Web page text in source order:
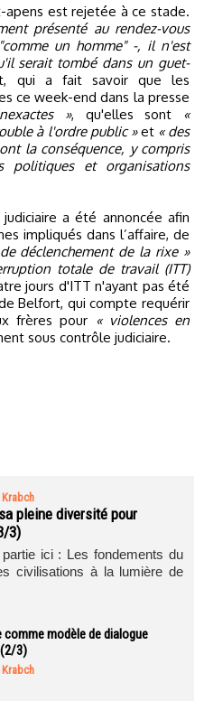
apens est rejetée à ce stade.
présenté au rendez-vous
un homme" -, il n'est
serait tombé dans un guet-
qui a fait savoir que les
ce week-end dans la presse
», qu'elles sont
«
à l'ordre public »et « des
la conséquence, y compris
et organisations
judiciaire a été annoncée afin
impliqués dans l’affaire, de
déclenchement de la rixe »
totale de travail (ITT)
jours d'ITT n'ayant pas été
Belfort, qui compte requérir
frères pour « violences en
sous contrôle judiciaire.
pleine diversité pour
3)
ici : Les fondements du
civilisations à la lumière de
comme modèle de dialogue
3)